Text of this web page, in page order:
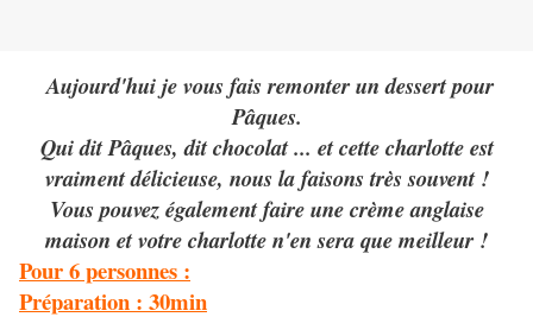
Aujourd'hui je vous fais remonter un dessert pour
Pâques.
Qui dit Pâques, dit chocolat ... et cette charlotte est
vraiment délicieuse, nous la faisons très souvent !
Vous pouvez également faire une crème anglaise
maison et votre charlotte n'en sera que meilleur !
Pour 6 personnes :
Préparation : 30min